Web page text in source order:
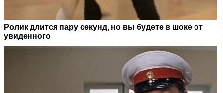
Ролик длится пару секунд, но вы будете в шоке от
увиденного